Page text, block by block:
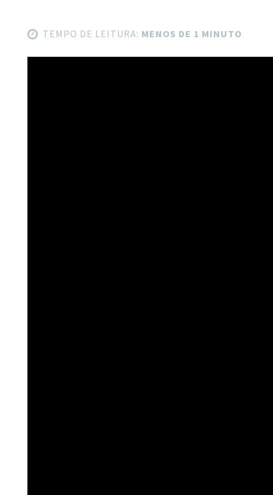
TEMPO DE LEITURA: MENOS DE 1 MINUTO